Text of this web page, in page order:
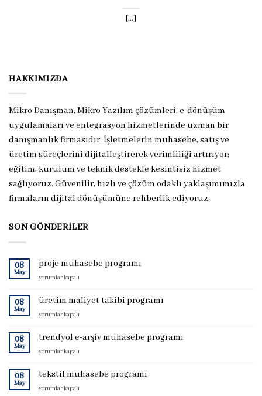
[...]
HAKKIMIZDA
Mikro Danışman, Mikro Yazılım çözümleri, e-dönüşüm
uygulamaları ve entegrasyon hizmetlerinde uzman bir
danışmanlık firmasıdır. İşletmelerin muhasebe, satış ve
üretim süreçlerini dijitalleştirerek verimliliği artırıyor;
eğitim, kurulum ve teknik destekle kesintisiz hizmet
sağlıyoruz. Güvenilir, hızlı ve çözüm odaklı yaklaşımımızla
firmaların dijital dönüşümüne rehberlik ediyoruz.
SON GÖNDERILER
08
May
proje muhasebe programı
proje
programı
yorumlar kapalı
08
May
üretim maliyet takibi programı
üretim
takibi
programı
için
yorumlar kapalı
08
May
trendyol e-arşiv muhasebe programı
trendyol
arşiv
programı
yorumlar kapalı
08
May
tekstil muhasebe programı
tekstil
yorumlar kapalı